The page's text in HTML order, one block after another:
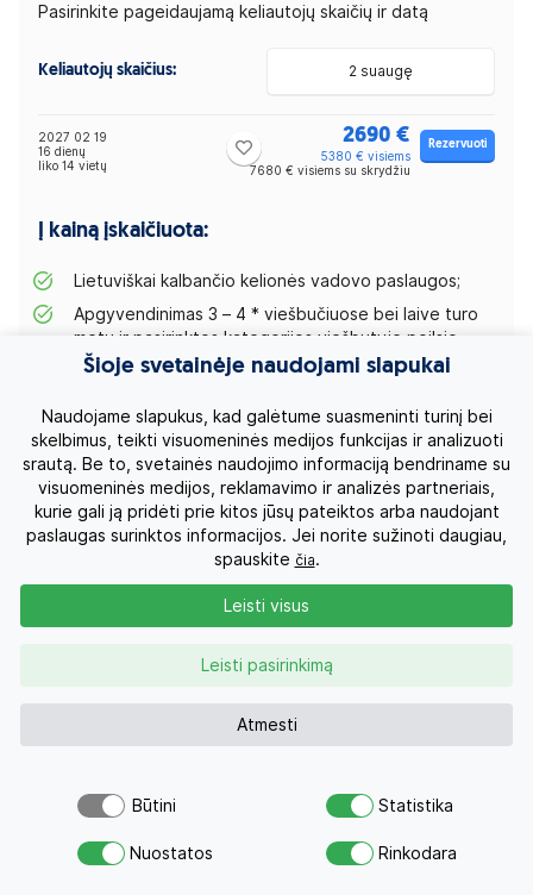
Pasirinkite pageidaujamą keliautojų skaičių ir datą
Keliautojų skaičius: 2 suaugę
2027 02 19
16 dienų
liko 14 vietų
2690 €
5380 € visiems
7680 € visiems su skrydžiu
Rezervuoti
Į kainą įskaičiuota:
Lietuviškai kalbančio kelionės vadovo paslaugos;
Apgyvendinimas 3 – 4 * viešbučiuose bei laive turo
metu ir pasirinktos kategorijos viešbutyje poilsio
metu (13 arba 14 nakvynių: 2 nakvynės Hanojuje, 2
nakvynė Siem Reape, 2 nakvynės Hošimine, 3
nakvynės Nė kyšulyje (2026 m. spalį – 4 nakvynės));
Programoje nurodytas maitinimas (13 pusryčių, 4
pietūs, 2 vakarienė);
Vietiniai skrydžiai Hanojus – Siem Reapas, Siem
Reapas – Hošiminas;
Vietinio anglakalbio gido paslaugos;
Programoje nurodyti pervežimai;
Vietnamo ir Kambodžos vizos;
Programoje nurodyta ekskursinė programa.
su vienu persėdimu (kaina nuo 950 EUR);
Savo svajonių atostogoms
domėjosi 16 žmonių
Šioje svetainėje naudojami slapukai
Naudojame slapukus, kad galėtume suasmeninti turinį bei
skelbimus, teikti visuomeninės medijos funkcijas ir analizuoti
srautą. Be to, svetainės naudojimo informaciją bendriname su
visuomeninės medijos, reklamavimo ir analizės partneriais,
kurie gali ją pridėti prie kitos jūsų pateiktos arba naudojant
paslaugas surinktos informacijos. Jei norite sužinoti daugiau,
spauskite čia.
Atmesti
Leisti pasirinkimą
Leisti visus
Būtini Statistika
Nuostatos Rinkodara